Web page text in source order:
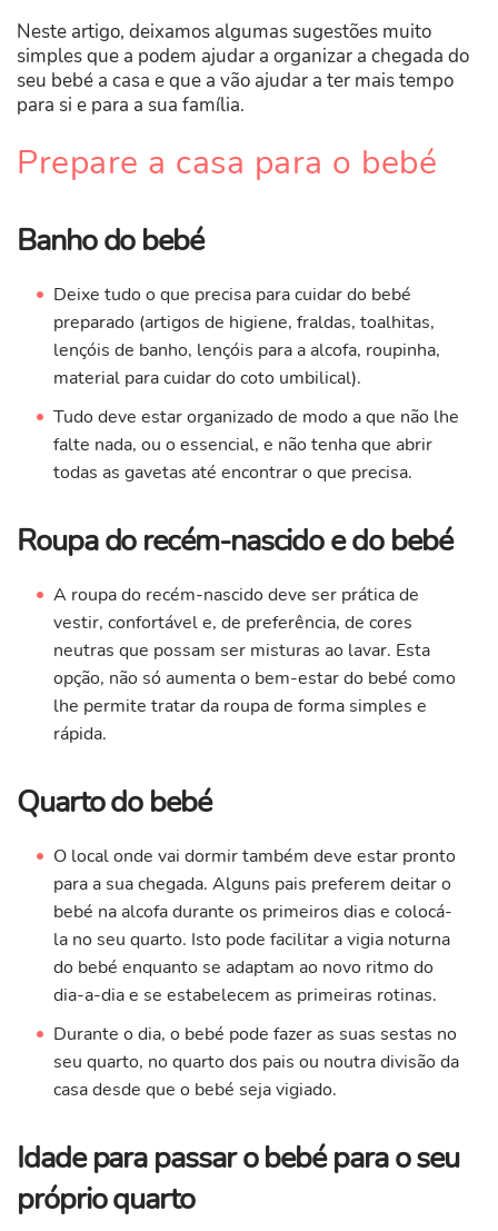
Neste artigo, deixamos algumas sugestões muito
simples que a podem ajudar a organizar a chegada do
seu bebé a casa e que a vão ajudar a ter mais tempo
para si e para a sua família.
Prepare a casa para o bebé
Banho do bebé
Deixe tudo o que precisa para cuidar do bebé
preparado (artigos de higiene, fraldas, toalhitas,
lençóis de banho, lençóis para a alcofa, roupinha,
material para cuidar do coto umbilical).
Tudo deve estar organizado de modo a que não lhe
falte nada, ou o essencial, e não tenha que abrir
todas as gavetas até encontrar o que precisa.
Roupa do recém-nascido e do bebé
A roupa do recém-nascido deve ser prática de
vestir, confortável e, de preferência, de cores
neutras que possam ser misturas ao lavar. Esta
opção, não só aumenta o bem-estar do bebé como
lhe permite tratar da roupa de forma simples e
rápida.
Quarto do bebé
O local onde vai dormir também deve estar pronto
para a sua chegada. Alguns pais preferem deitar o
bebé na alcofa durante os primeiros dias e colocá-
la no seu quarto. Isto pode facilitar a vigia noturna
do bebé enquanto se adaptam ao novo ritmo do
dia-a-dia e se estabelecem as primeiras rotinas.
Durante o dia, o bebé pode fazer as suas sestas no
seu quarto, no quarto dos pais ou noutra divisão da
casa desde que o bebé seja vigiado.
Idade para passar o bebé para o seu
próprio quarto